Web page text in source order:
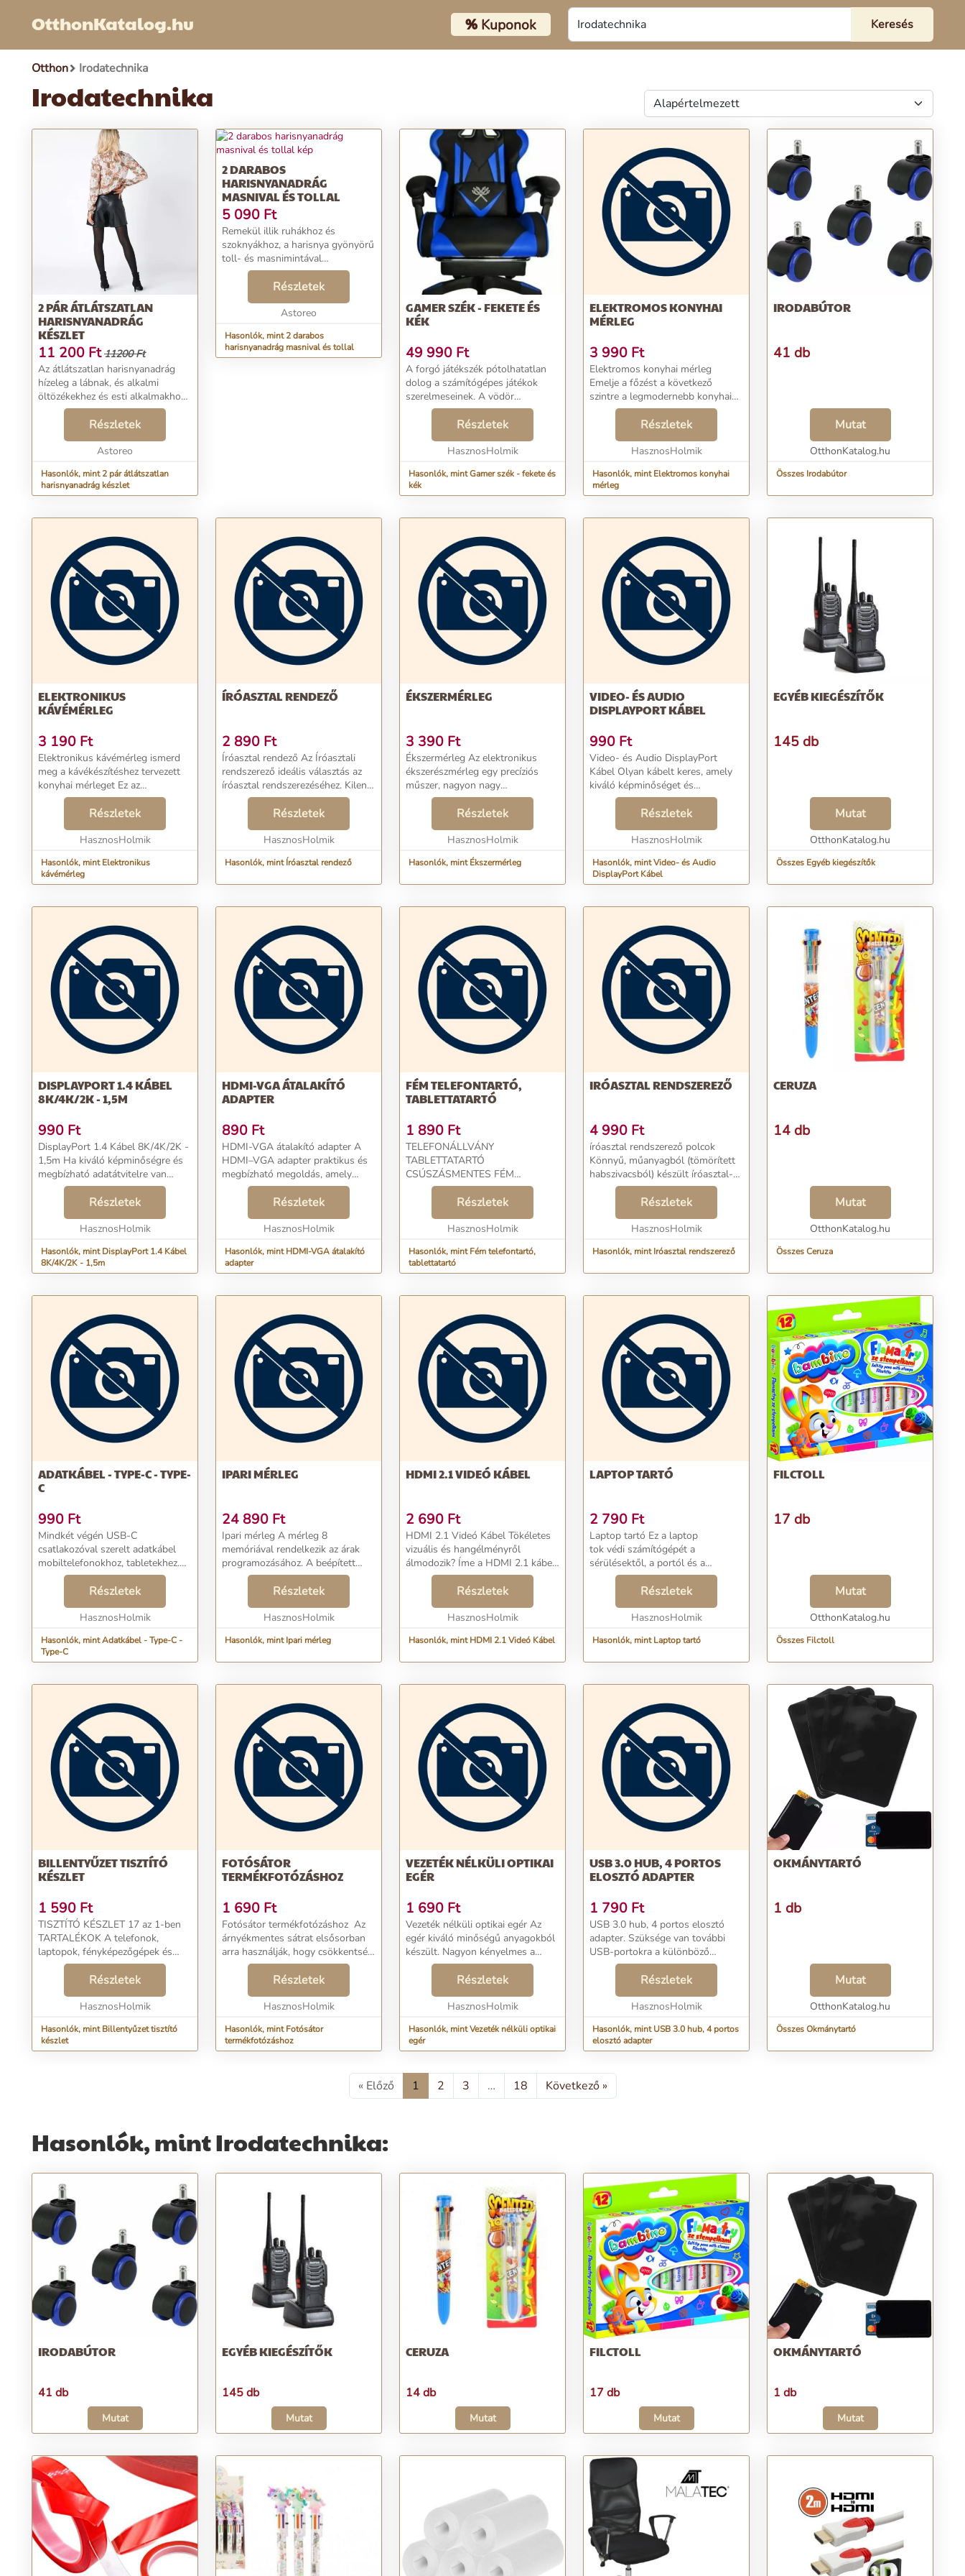
OtthonKatalog.hu %Kuponok
Otthon Irodatechnika
Irodatechnika
2 PÁR ÁTLÁTSZATLAN
HARISNYANADRÁG
KÉSZLET
11 200 Ft 11200 Ft
Az átlátszatlan harisnyanadrág
hízeleg a lábnak, és alkalmi
öltözékekhez és esti alkalmakhoz
egyaránt alkalmas. Puha és
kényelmes kötött anyagból
készült. A lábak hátsó részén
fényes szálakkal. 50 DEN...
Részletek
Astoreo
Hasonlók, mint 2 pár átlátszatlan
harisnyanadrág készlet
2 DARABOS
HARISNYANADRÁG
MASNIVAL ÉS TOLLAL
5 090 Ft
Remekül illik ruhákhoz és
szoknyákhoz, a harisnya gyönyörű
toll- és masnimintával
rendelkezik. Puha, kényelmes
anyag. Nőies masni- és tollminta.
40 DEN. Megerősített lábujjrész
megerősített varrással ...
Részletek
Astoreo
Hasonlók, mint 2 darabos
harisnyanadrág masnival és tollal
GAMER SZÉK - FEKETE ÉS
KÉK
49 990 Ft
A forgó játékszék pótolhatatlan
dolog a számítógépes játékok
szerelmeseinek. A vödör
szerkezete teljes kényelmet
biztosít több órányi játék vagy
munka során. A szék jól tartja a
felhasználót extrém já...
Részletek
HasznosHolmik
Hasonlók, mint Gamer szék - fekete és
kék
ELEKTROMOS KONYHAI
MÉRLEG
3 990 Ft
Elektromos konyhai mérleg
Emelje a főzést a következő
szintre a legmodernebb konyhai
mérleggel, amely nemcsak
kivételes pontosságot, hanem
fejlett funkciókat is kínál, amelyek
egy dedikált t...
Részletek
HasznosHolmik
Hasonlók, mint Elektromos konyhai
mérleg
IRODABÚTOR
41 db
Mutat
OtthonKatalog.hu
Összes Irodabútor
ELEKTRONIKUS
KÁVÉMÉRLEG
3 190 Ft
Elektronikus kávémérleg ismerd
meg a kávékészítéshez tervezett
konyhai mérleget Ez az
egyedülálló készülék pontos
összetevőmérést kínál. Ideális
mind a professzionális baristák,
mind az ot...
Részletek
HasznosHolmik
Hasonlók, mint Elektronikus
kávémérleg
ÍRÓASZTAL RENDEZŐ
2 890 Ft
Íróasztal rendező Az Íróasztali
rendszerező ideális választás az
íróasztal rendszerezéséhez. Kilenc
rekeszével hatékonyan
rendszerezheti az irodai kellékeket,
kozmetikumokat vagy apró
tárgyaka...
Részletek
HasznosHolmik
Hasonlók, mint Íróasztal rendező
ÉKSZERMÉRLEG
3 390 Ft
Ékszermérleg Az elektronikus
ékszerészmérleg egy precíziós
műszer, nagyon nagy
pontossággal mér.
Mindenhol használják, ahol nagy
pontosságra van szükség.
Hasznosnak bizonyul nemcsak
Részletek
HasznosHolmik
Hasonlók, mint Ékszermérleg
VIDEO- ÉS AUDIO
DISPLAYPORT KÁBEL
990 Ft
Video- és Audio DisplayPort
Kábel Olyan kábelt keres, amely
kiváló képminőséget és
megbízhatóságot biztosít az
adatátvitel során? A DisplayPort
1.4 kábel – feleljen meg
elvárásainak, és élve...
Részletek
HasznosHolmik
Hasonlók, mint Video- és Audio
DisplayPort Kábel
EGYÉB KIEGÉSZÍTŐK
145 db
Mutat
OtthonKatalog.hu
Összes Egyéb kiegészítők
DISPLAYPORT 1.4 KÁBEL
8K/4K/2K - 1,5M
990 Ft
DisplayPort 1.4 Kábel 8K/4K/2K -
1,5m Ha kiváló képminőségre és
megbízható adatátvitelre van
szüksége, a DisplayPort 1.4 kábel
tökéletes választás. Élvezze az
kompromisszummentes vizuális
Részletek
HasznosHolmik
Hasonlók, mint DisplayPort 1.4 Kábel
8K/4K/2K - 1,5m
HDMI-VGA ÁTALAKÍTÓ
ADAPTER
890 Ft
HDMI-VGA átalakító adapter A
HDMI–VGA adapter praktikus és
megbízható megoldás, amely
lehetővé teszi, hogy HDMI-
kimenettel rendelkező eszközöket
csatlakoztasson VGA-porttal
ellátott monito...
Részletek
HasznosHolmik
Hasonlók, mint HDMI-VGA átalakító
adapter
FÉM TELEFONTARTÓ,
TABLETTATARTÓ
1 890 Ft
TELEFONÁLLVÁNY
TABLETTATARTÓ
CSÚSZÁSMENTES FÉM
ÁLLVÁNY A tablet vagy
telefonállvány praktikus
kiegészítője minden otthonnak.
Kényelmesen elhelyezheti
Részletek
HasznosHolmik
Hasonlók, mint Fém telefontartó,
tablettatartó
IRÓASZTAL RENDSZEREZŐ
4 990 Ft
íróasztal rendszerező polcok
Könnyű, műanyagból (tömörített
habszivacsból) készült íróasztal-
rendező alkalmas otthoni, irodai
stb. használatra. Ideális olyan
alapvető iskolai és irodai ...
Részletek
HasznosHolmik
Hasonlók, mint Iróasztal rendszerező
CERUZA
14 db
Mutat
OtthonKatalog.hu
Összes Ceruza
ADATKÁBEL - TYPE-C - TYPE-
C
990 Ft
Mindkét végén USB-C
csatlakozóval szerelt adatkábel
mobiltelefonokhoz, tabletekhez.
Gyors és kényelmes adatátvitelt
biztosít PC, notebook és a
mobilkészülékek között.
Használható gyorstöltésre is a
Részletek
HasznosHolmik
Hasonlók, mint Adatkábel - Type-C -
Type-C
IPARI MÉRLEG
24 890 Ft
Ipari mérleg A mérleg 8
memóriával rendelkezik az árak
programozásához. A beépített
újratölthető
akkumulátoroknak köszönhetően ideális
a kinti használatra. A mérleg nagy,
könnyen leolvasha...
Részletek
HasznosHolmik
Hasonlók, mint Ipari mérleg
HDMI 2.1 VIDEÓ KÁBEL
2 690 Ft
HDMI 2.1 Videó Kábel Tökéletes
vizuális és hangélményről
álmodozik? Íme a HDMI 2.1 kábel,
amely új szintre emeli a kép- és
hangátvitelt. Élvezze a kiváló
kontrasztot, a színeket és a sima ...
Részletek
HasznosHolmik
Hasonlók, mint HDMI 2.1 Videó Kábel
LAPTOP TARTÓ
2 790 Ft
Laptop tartó Ez a laptop
tok védi számítógépét a
sérülésektől, a portól és a
karcolásoktól. Esőálló, belül puha
anyaggal párnázott, mely
tökéletesen elnyeli a szállítás
közbeni ütéseket és...
Részletek
HasznosHolmik
Hasonlók, mint Laptop tartó
FILCTOLL
17 db
Mutat
OtthonKatalog.hu
Összes Filctoll
BILLENTYŰZET TISZTÍTÓ
KÉSZLET
1 590 Ft
TISZTÍTÓ KÉSZLET 17 az 1-ben
TARTALÉKOK A telefonok,
laptopok, fényképezőgépek és
egyéb elektronikus eszközök teljes
tisztító készlete egy átfogó
eszközkészlet, amely segít
tökéletesen tisztá...
Részletek
HasznosHolmik
Hasonlók, mint Billentyűzet tisztító
készlet
FOTÓSÁTOR
TERMÉKFOTÓZÁSHOZ
1 690 Ft
Fotósátor termékfotózáshoz Az
árnyékmentes sátrat elsősorban
arra használják, hogy csökkentsék
a környezetből a fotózott témára
visszaverődéseket. Áttetsző fehér anyagból készült, ...
Részletek
HasznosHolmik
Hasonlók, mint Fotósátor
termékfotózáshoz
VEZETÉK NÉLKÜLI OPTIKAI
EGÉR
1 690 Ft
Vezeték nélküli optikai egér Az
egér kiváló minőségű anyagokból
készült. Nagyon kényelmes a
használata. Gyönyörű fehér
felülettel rendelkezik. Az egér
görgővel és 2 gombbal
rendelkezik. Tökél...
Részletek
HasznosHolmik
Hasonlók, mint Vezeték nélküli optikai
egér
USB 3.0 HUB, 4 PORTOS
ELOSZTÓ ADAPTER
1 790 Ft
USB 3.0 hub, 4 portos elosztó
adapter. Szüksége van további
USB-portokra a különböző
eszközök egyidejű
csatlakoztatásához? Az USB 3.0 4
portos HUB egy olyan megoldás,
amely hatékonyan keze...
Részletek
HasznosHolmik
Hasonlók, mint USB 3.0 hub, 4 portos
elosztó adapter
OKMÁNYTARTÓ
1 db
Mutat
OtthonKatalog.hu
Összes Okmánytartó
« Előző 1 2 3 … 18 Következő »
Hasonlók, mint Irodatechnika:
IRODABÚTOR
41 db
Mutat
EGYÉB KIEGÉSZÍTŐK
145 db
Mutat
CERUZA
14 db
Mutat
FILCTOLL
17 db
Mutat
OKMÁNYTARTÓ
1 db
Mutat